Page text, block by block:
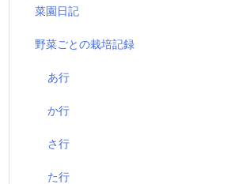
菜園日記
野菜ごとの栽培記録
あ行
か行
さ行
た行